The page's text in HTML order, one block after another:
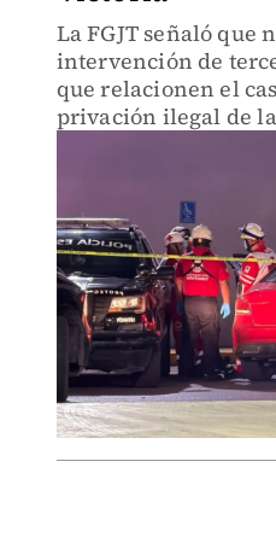
La FGJT señaló que
intervención de
que relacionen el
privación ilegal de